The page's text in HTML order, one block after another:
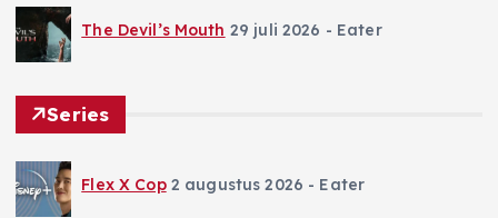
The Devil’s Mouth 29 juli 2026 - Eater
Series
Flex X Cop 2 augustus 2026 - Eater